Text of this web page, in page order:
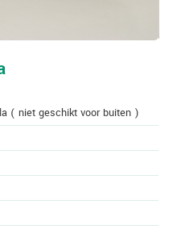
( niet geschikt voor buiten )